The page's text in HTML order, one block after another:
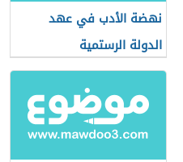
نهضة الأدب في عهد
الدولة الرستمية